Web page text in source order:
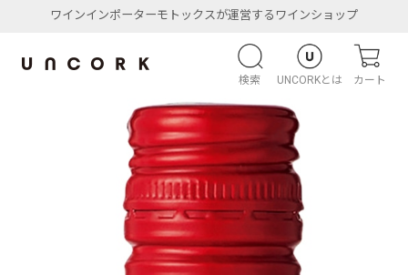
ワインインポーターモトックスが運営するワインショップ
検索 UNCORKとは カート